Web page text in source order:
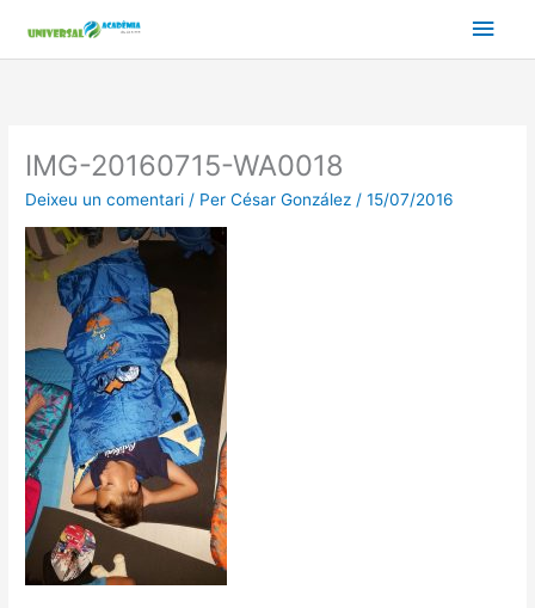
contingut
IMG-20160715-WA0018
Deixeu un comentari / Per César González /15/07/2016